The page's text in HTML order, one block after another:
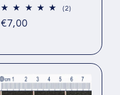
(2)2
Cena
€7,00